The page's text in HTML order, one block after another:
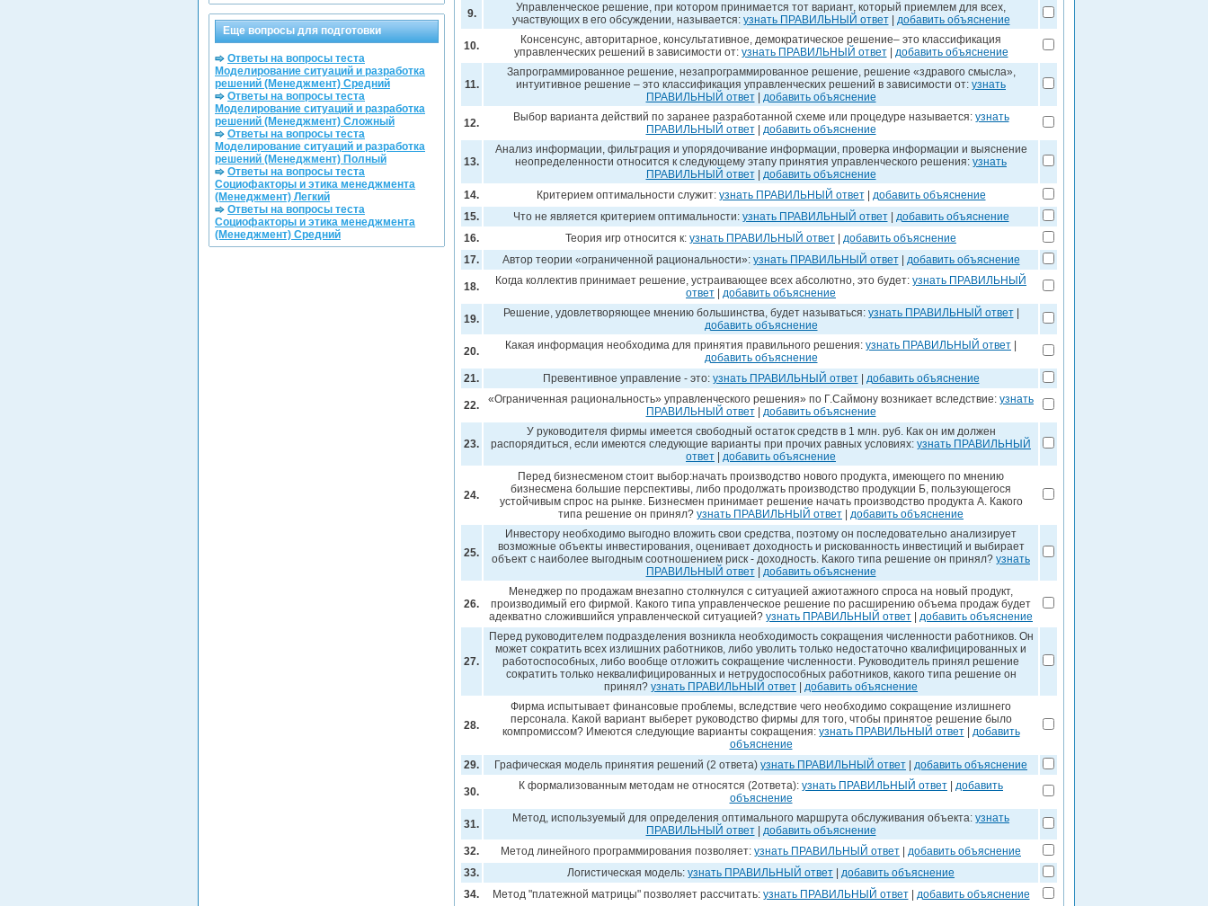
9.
Управленческое решение, при котором принимается тот вариант, который приемлем для всех,
участвующих в его обсуждении, называется: узнать ПРАВИЛЬНЫЙ ответ| добавить объяснение
10.
Консенсунс, авторитарное, консультативное, демократическое решение– это классификация
управленческих решений в зависимости от: узнать ПРАВИЛЬНЫЙ ответ| добавить объяснение
11.
Запрограммированное решение, незапрограммированное решение, решение «здравого смысла»,
интуитивное решение – это классификация управленческих решений в зависимости от: узнать
ПРАВИЛЬНЫЙ ответ| добавить объяснение
12. Выбор варианта действий по заранее разработанной схеме или процедуре называется: узнать
ПРАВИЛЬНЫЙ ответ| добавить объяснение
13.
Анализ информации, фильтрация и упорядочивание информации, проверка информации и выяснение
неопределенности относится к следующему этапу принятия управленческого решения: узнать
ПРАВИЛЬНЫЙ ответ| добавить объяснение
14.
Критерием оптимальности служит: узнать ПРАВИЛЬНЫЙ ответ| добавить объяснение
15.
Что не является критерием оптимальности: узнать ПРАВИЛЬНЫЙ ответ| добавить объяснение
16.
Теория игр относится к: узнать ПРАВИЛЬНЫЙ ответ
добавить объяснение
17.
Автор теории «ограниченной рациональности»: узнать ПРАВИЛЬНЫЙ ответ| добавить объяснение
18. Когда коллектив принимает решение, устраивающее всех абсолютно, это будет: узнать ПРАВИЛЬНЫЙ
ответ
добавить объяснение
19. Решение, удовлетворяющее мнению большинства, будет называться: узнать ПРАВИЛЬНЫЙ ответ|
добавить объяснение
20. Какая информация необходима для принятия правильного решения: узнать ПРАВИЛЬНЫЙ ответ
добавить объяснение
21.
Превентивное управление - это: узнать ПРАВИЛЬНЫЙ ответ| добавить объяснение
22. «Ограниченная рациональность» управленческого решения» по Г.Саймону возникает вследствие: узнать
ПРАВИЛЬНЫЙ ответ| добавить объяснение
23.
У руководителя фирмы имеется свободный остаток средств в 1 млн. руб. Как он им должен
распорядиться, если имеются следующие варианты при прочих равных условиях: узнать ПРАВИЛЬНЫЙ
ответ
добавить объяснение
24.
Перед бизнесменом стоит выбор:начать производство нового продукта, имеющего по мнению
бизнесмена большие перспективы, либо продолжать производство продукции Б, пользующегося
устойчивым спрос на рынке. Бизнесмен принимает решение начать производство продукта А. Какого
типа решение он принял? узнать ПРАВИЛЬНЫЙ ответ добавить объяснение
25.
Инвестору необходимо выгодно вложить свои средства, поэтому он последовательно анализирует
возможные объекты инвестирования, оценивает доходность и рискованность инвестиций и выбирает
объект с наиболее выгодным соотношением риск - доходность. Какого типа решение он принял? узнать
ПРАВИЛЬНЫЙ ответ| добавить объяснение
26.
Менеджер по продажам внезапно столкнулся с ситуацией ажиотажного спроса на новый продукт,
производимый его фирмой. Какого типа управленческое решение по расширению объема продаж будет
адекватно сложившийся управленческой ситуацией? узнать ПРАВИЛЬНЫЙ ответ добавить объяснение
27.
Перед руководителем подразделения возникла необходимость сокращения численности работников. Он
может сократить всех излишних работников, либо уволить только недостаточно квалифицированных и
работоспособных, либо вообще отложить сокращение численности. Руководитель принял решение
сократить только неквалифицированных и нетрудоспособных работников, какого типа решение он
принял? узнать ПРАВИЛЬНЫЙ ответ добавить объяснение
28.
Фирма испытывает финансовые проблемы, вследствие чего необходимо сокращение излишнего
персонала. Какой вариант выберет руководство фирмы для того, чтобы принятое решение было
компромиссом? Имеются следующие варианты сокращения: узнать ПРАВИЛЬНЫЙ ответ| добавить
объяснение
29.
Графическая модель принятия решений (2 ответа) узнать ПРАВИЛЬНЫЙ ответ добавить объяснение
30. К формализованным методам не относятся (2ответа): узнать ПРАВИЛЬНЫЙ ответ
добавить
объяснение
31. Метод, используемый для определения оптимального маршрута обслуживания объекта: узнать
ПРАВИЛЬНЫЙ ответ| добавить объяснение
32.
Метод линейного программирования позволяет: узнать ПРАВИЛЬНЫЙ ответ
добавить объяснение
33.
Логистическая модель: узнать ПРАВИЛЬНЫЙ ответ
добавить объяснение
34.
Метод "платежной матрицы" позволяет рассчитать: узнать ПРАВИЛЬНЫЙ ответ| добавить объяснение
Еще вопросы для подготовки
Ответы на вопросы теста
Моделирование ситуаций и разработка
решений (Менеджмент) Средний
Ответы на вопросы теста
Моделирование ситуаций и разработка
решений (Менеджмент) Сложный
Ответы на вопросы теста
Моделирование ситуаций и разработка
решений (Менеджмент) Полный
Ответы на вопросы теста
Социофакторы и этика менеджмента
(Менеджмент) Легкий
Ответы на вопросы теста
Социофакторы и этика менеджмента
(Менеджмент) Средний